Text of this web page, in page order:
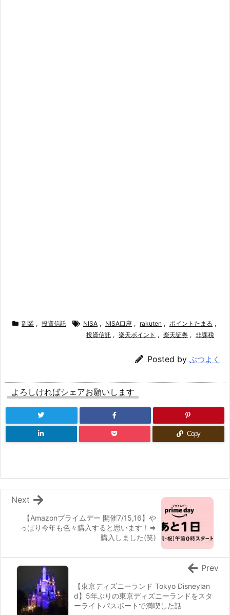
副業 , 投資信託 NISA , NISA口座 , rakuten , ポイントたまる ,
投資信託 , 楽天ポイント , 楽天証券 , 非課税
Posted by ぶつよく
よろしければシェアお願いします
Copy
【Amazonプライムデー 開催7/15,16】や
っぱり今年も色々購入すると思います！⇒
購入しました(笑)
Next
【東京ディズニーランド Tokyo Disneylan
d】5年ぶりの東京ディズニーランドをスタ
ーライトパスポートで満喫した話
Prev